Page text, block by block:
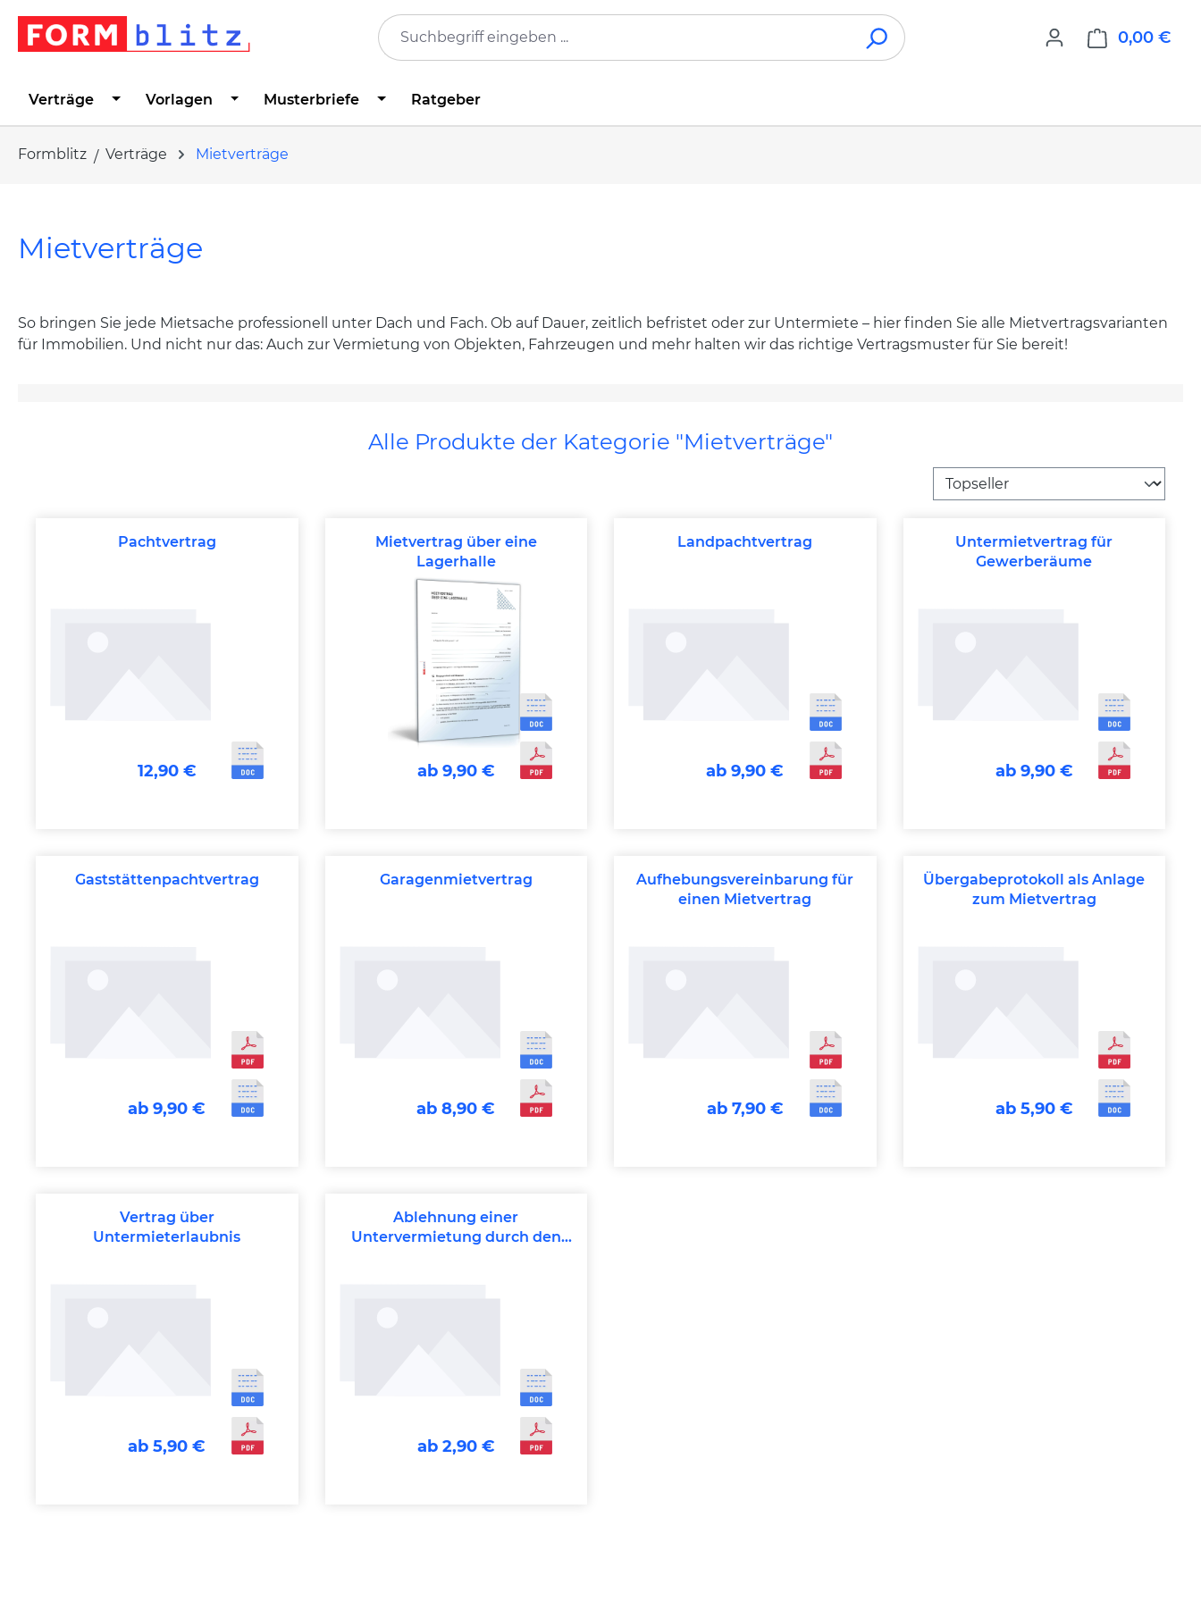
Zur Hauptnavigation springen
0,00 €
Verträge Vorlagen Musterbriefe Ratgeber
Formblitz Verträge Mietverträge
Mietverträge
So bringen Sie jede Mietsache professionell unter Dach und Fach. Ob auf Dauer, zeitlich befristet oder zur Untermiete – hier finden Sie alle Mietvertragsvarianten
für Immobilien. Und nicht nur das: Auch zur Vermietung von Objekten, Fahrzeugen und mehr halten wir das richtige Vertragsmuster für Sie bereit!
Alle Produkte der Kategorie "Mietverträge"
Pachtvertrag
12,90 €
Mietvertrag über eine
Lagerhalle
ab 9,90 €
Landpachtvertrag
ab 9,90 €
Untermietvertrag für
Gewerberäume
ab 9,90 €
Gaststättenpachtvertrag
ab 9,90 €
Garagenmietvertrag
ab 8,90 €
Aufhebungsvereinbarung für
einen Mietvertrag
ab 7,90 €
Übergabeprotokoll als Anlage
zum Mietvertrag
ab 5,90 €
Vertrag über
Untermieterlaubnis
ab 5,90 €
Ablehnung einer
Untervermietung durch den
ab 2,90 €